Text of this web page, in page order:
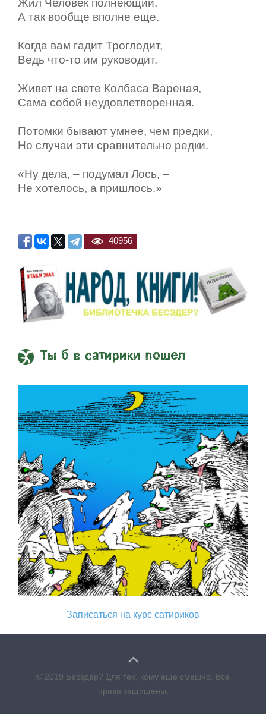
Жил Человек полнеющий.
А так вообще вполне еще.
Когда вам гадит Троглодит,
Ведь что-то им руководит.
Живет на свете Колбаса Вареная,
Сама собой неудовлетворенная.
Потомки бывают умнее, чем предки,
Но случаи эти сравнительно редки.
«Ну дела, – подумал Лось, –
Не хотелось, а пришлось.»
40956
Ты б в сатирики пошел
Записаться на курс сатириков
© 2019 Бесэдер? Для тех, кому еще смешно. Все
права защищены.